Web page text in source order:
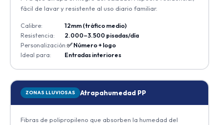
fácil de lavar y resistente al uso diario familiar.
Calibre:
12mm (tráfico medio)
Resistencia:
2.000–3.500 pisadas/día
Personalización:✅ Número + logo
Ideal para:
Entradas interiores
ZONAS LLUVIOSAS Atrapahumedad PP
Fibras de polipropileno que absorben la humedad del